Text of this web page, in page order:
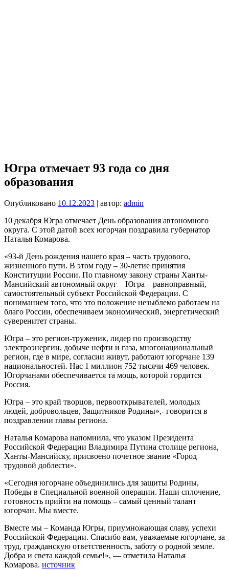
Югра отмечает 93 года со дня
образования
Опубликовано 10.12.2023 | автор: admin
10 декабря Югра отмечает День образования автономного
округа. С этой датой всех югорчан поздравила губернатор
Наталья Комарова.
«93-й День рождения нашего края – часть трудового,
жизненного пути. В этом году – 30-летие принятия
Конституции России. По главному закону страны Ханты-
Мансийский автономный округ – Югра – равноправный,
самостоятельный субъект Российской Федерации. С
пониманием того, что это положение незыблемо работаем на
благо России, обеспечиваем экономический, энергетический
суверенитет страны.
Югра – это регион-труженик, лидер по производству
электроэнергии, добыче нефти и газа, многонациональный
регион, где в мире, согласии живут, работают югорчане 139
национальностей. Нас 1 миллион 752 тысячи 469 человек.
Югорчанами обеспечивается та мощь, которой гордится
Россия.
Югра – это край творцов, первооткрывателей, молодых
людей, добровольцев, Защитников Родины»,- говорится в
поздравлении главы региона.
Наталья Комарова напомнила, что указом Президента
Российской Федерации Владимира Путина столице региона,
Ханты-Мансийску, присвоено почетное звание «Город
трудовой доблести».
«Сегодня югорчане объединились для защиты Родины,
Победы в Специальной военной операции. Наши сплочение,
готовность прийти на помощь – самый ценный талант
югорчан. Мы вместе.
Вместе мы – Команда Югры, приумножающая славу, успехи
Российской Федерации. Спасибо вам, уважаемые югорчане, за
труд, гражданскую ответственность, заботу о родной земле.
Добра и света каждой семье!», — отметила Наталья
Комарова. источник